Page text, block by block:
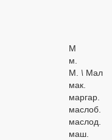
М
м.
М. \ Мал
мак.
маргар.
маслоб.
маслод.
маш.